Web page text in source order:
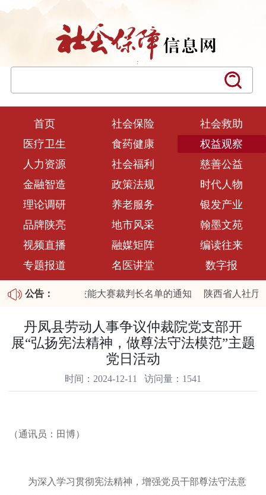
首页 社会保险
社会救助
医疗卫生
食药健康
权益观察
人力资源
社会福利
慈善公益
金融智造
政策法规
时代人物
理论调研
养老服务
银发产业
品牌陕亮
地市风采
翰墨文苑
视频直播
融媒矩阵
编读往来
专题报道
名医讲堂 数字报
公告：
陕西省2026职业技能大赛裁判长名单的通知 陕西省人社厅
第四批拖欠农民工工资失信联合惩戒对象名单和重大劳动保
丹凤县劳动人事争议仲裁院党支部开
展“弘扬宪法精神，做尊法守法模范”主题
党日活动
时间：2024-12-11 访问量：1541
（通讯员：田博）
为深入学习贯彻宪法精神，增强党员干部尊法守法意